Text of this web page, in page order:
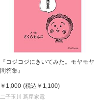
『コジコジにきいてみた。モヤモヤ
問答集』
￥1,000 (税込 ￥1,100)
二子玉川 蔦屋家電